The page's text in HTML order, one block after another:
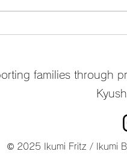
村づくり - 現
families through
© 2025 Ikumi Fritz / Ikumi